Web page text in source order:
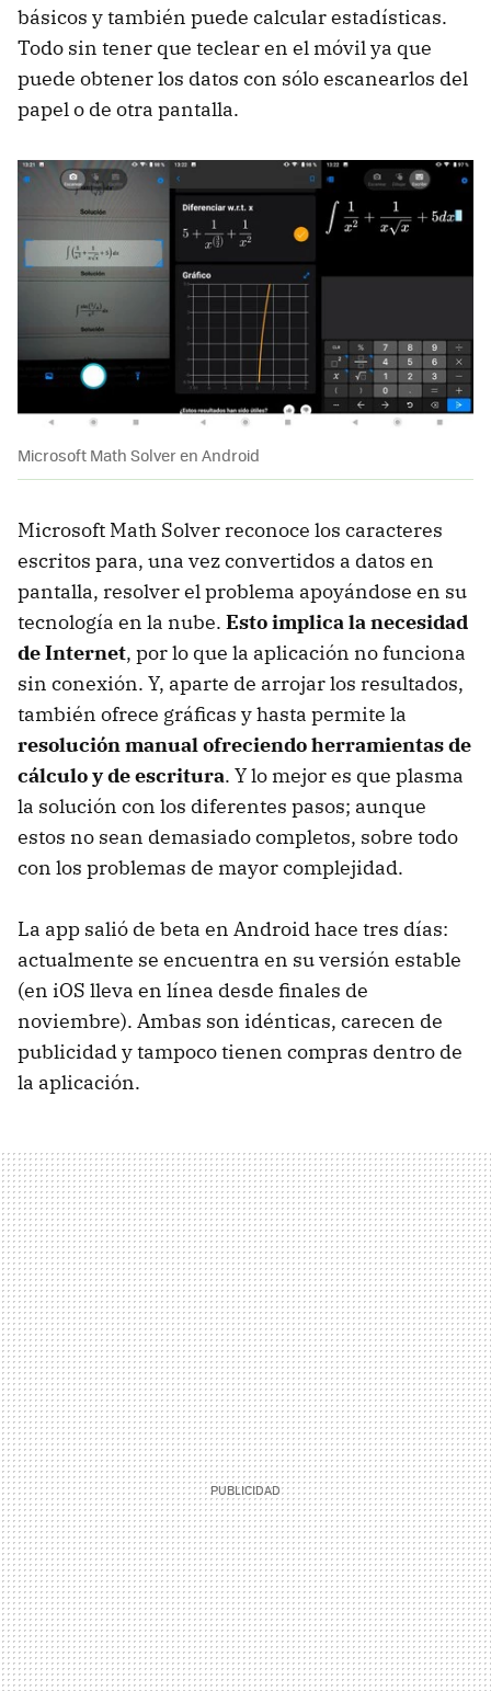
básicos y también puede calcular estadísticas.
Todo sin tener que teclear en el móvil ya que
puede obtener los datos con sólo escanearlos del
papel o de otra pantalla.
Microsoft Math Solver en Android
Microsoft Math Solver reconoce los caracteres
escritos para, una vez convertidos a datos en
pantalla, resolver el problema apoyándose en su
tecnología en la nube. Esto implica la necesidad
de Internet, por lo que la aplicación no funciona
sin conexión. Y, aparte de arrojar los resultados,
también ofrece gráficas y hasta permite la
resolución manual ofreciendo herramientas de
cálculo y de escritura. Y lo mejor es que plasma
la solución con los diferentes pasos; aunque
estos no sean demasiado completos, sobre todo
con los problemas de mayor complejidad.
La app salió de beta en Android hace tres días:
actualmente se encuentra en su versión estable
(en iOS lleva en línea desde finales de
noviembre). Ambas son idénticas, carecen de
publicidad y tampoco tienen compras dentro de
la aplicación.